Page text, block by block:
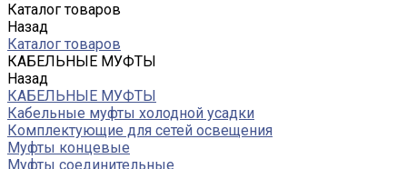
Каталог товаров
Назад
Каталог товаров
КАБЕЛЬНЫЕ МУФТЫ
Назад
КАБЕЛЬНЫЕ МУФТЫ
Кабельные муфты холодной усадки
Комплектующие для сетей освещения
Муфты концевые
Муфты соединительные